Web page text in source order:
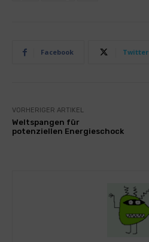
Facebook Twitter
VORHERIGER ARTIKEL
Weltspangen für
potenziellen Energieschock